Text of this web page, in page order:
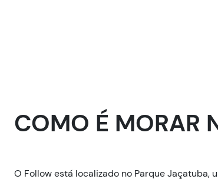
COMO É MORAR
O Follow está localizado no Parque